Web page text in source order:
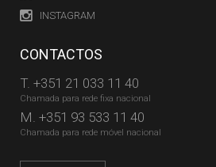
INSTAGRAM
CONTACTOS
T. +351 21 033 11 40
Chamada para rede fixa nacional
M. +351 93 533 11 40
Chamada para rede móvel nacional